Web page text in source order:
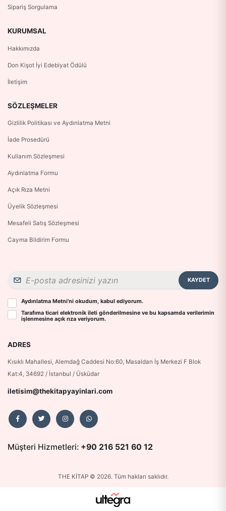
Sipariş Sorgulama
KURUMSAL
Hakkımızda
Don Kişot İyi Edebiyat Ödülü
İletişim
SÖZLEŞMELER
Gizlilik Politikası ve Aydınlatma Metni
İade Prosedürü
Kullanım Sözleşmesi
Aydınlatma Formu
Açık Rıza Metni
Üyelik Sözleşmesi
Mesafeli Satış Sözleşmesi
Cayma Bildirim Formu
KAYDET
Aydınlatma Metni’ni okudum, kabul ediyorum.
Tarafıma ticari elektronik ileti gönderilmesine ve bu kapsamda verilerimin
işlenmesine açık rıza veriyorum.
ADRES
Kısıklı Mahallesi, Alemdağ Caddesi No:60, Masaldan İş Merkezi F Blok
Kat:4, 34692 / İstanbul / Üsküdar
iletisim@thekitapyayinlari.com
Müşteri Hizmetleri: +90 216 521 60 12
THE KİTAP © 2026. Tüm hakları saklıdır.